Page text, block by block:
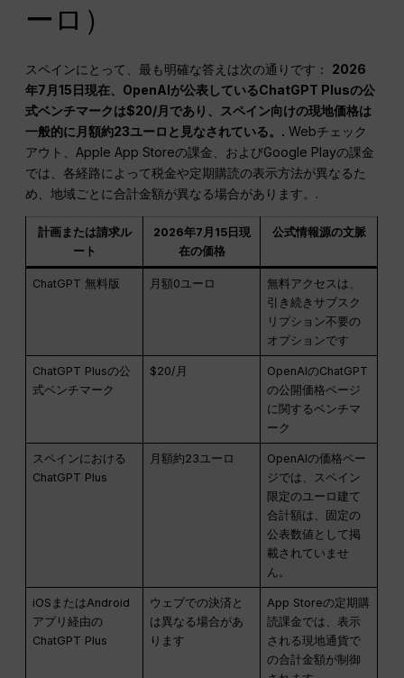
ーロ）
スペインにとって、最も明確な答えは次の通りです： 2026
年7月15日現在、OpenAIが公表しているChatGPT Plusの公
式ベンチマークは$20/月であり、スペイン向けの現地価格は
一般的に月額約23ユーロと見なされている。. Webチェック
アウト、Apple App Storeの課金、およびGoogle Playの課金
では、各経路によって税金や定期購読の表示方法が異なるた
め、地域ごとに合計金額が異なる場合があります。.
計画または請求ル
ート
2026年7月15日現
在の価格
公式情報源の文脈
ChatGPT 無料版 月額0ユーロ
無料アクセスは、
引き続きサブスク
リプション不要の
オプションです
ChatGPT Plusの公
式ベンチマーク
$20/月
OpenAIのChatGPT
の公開価格ページ
に関するベンチマ
ーク
スペインにおける
ChatGPT Plus
月額約23ユーロ
OpenAIの価格ペー
ジでは、スペイン
限定のユーロ建て
合計額は、固定の
公表数値として掲
載されていませ
ん。
iOSまたはAndroid
アプリ経由の
ChatGPT Plus
ウェブでの決済と
は異なる場合があ
ります
App Storeの定期購
読課金では、表示
される現地通貨で
の合計金額が制御